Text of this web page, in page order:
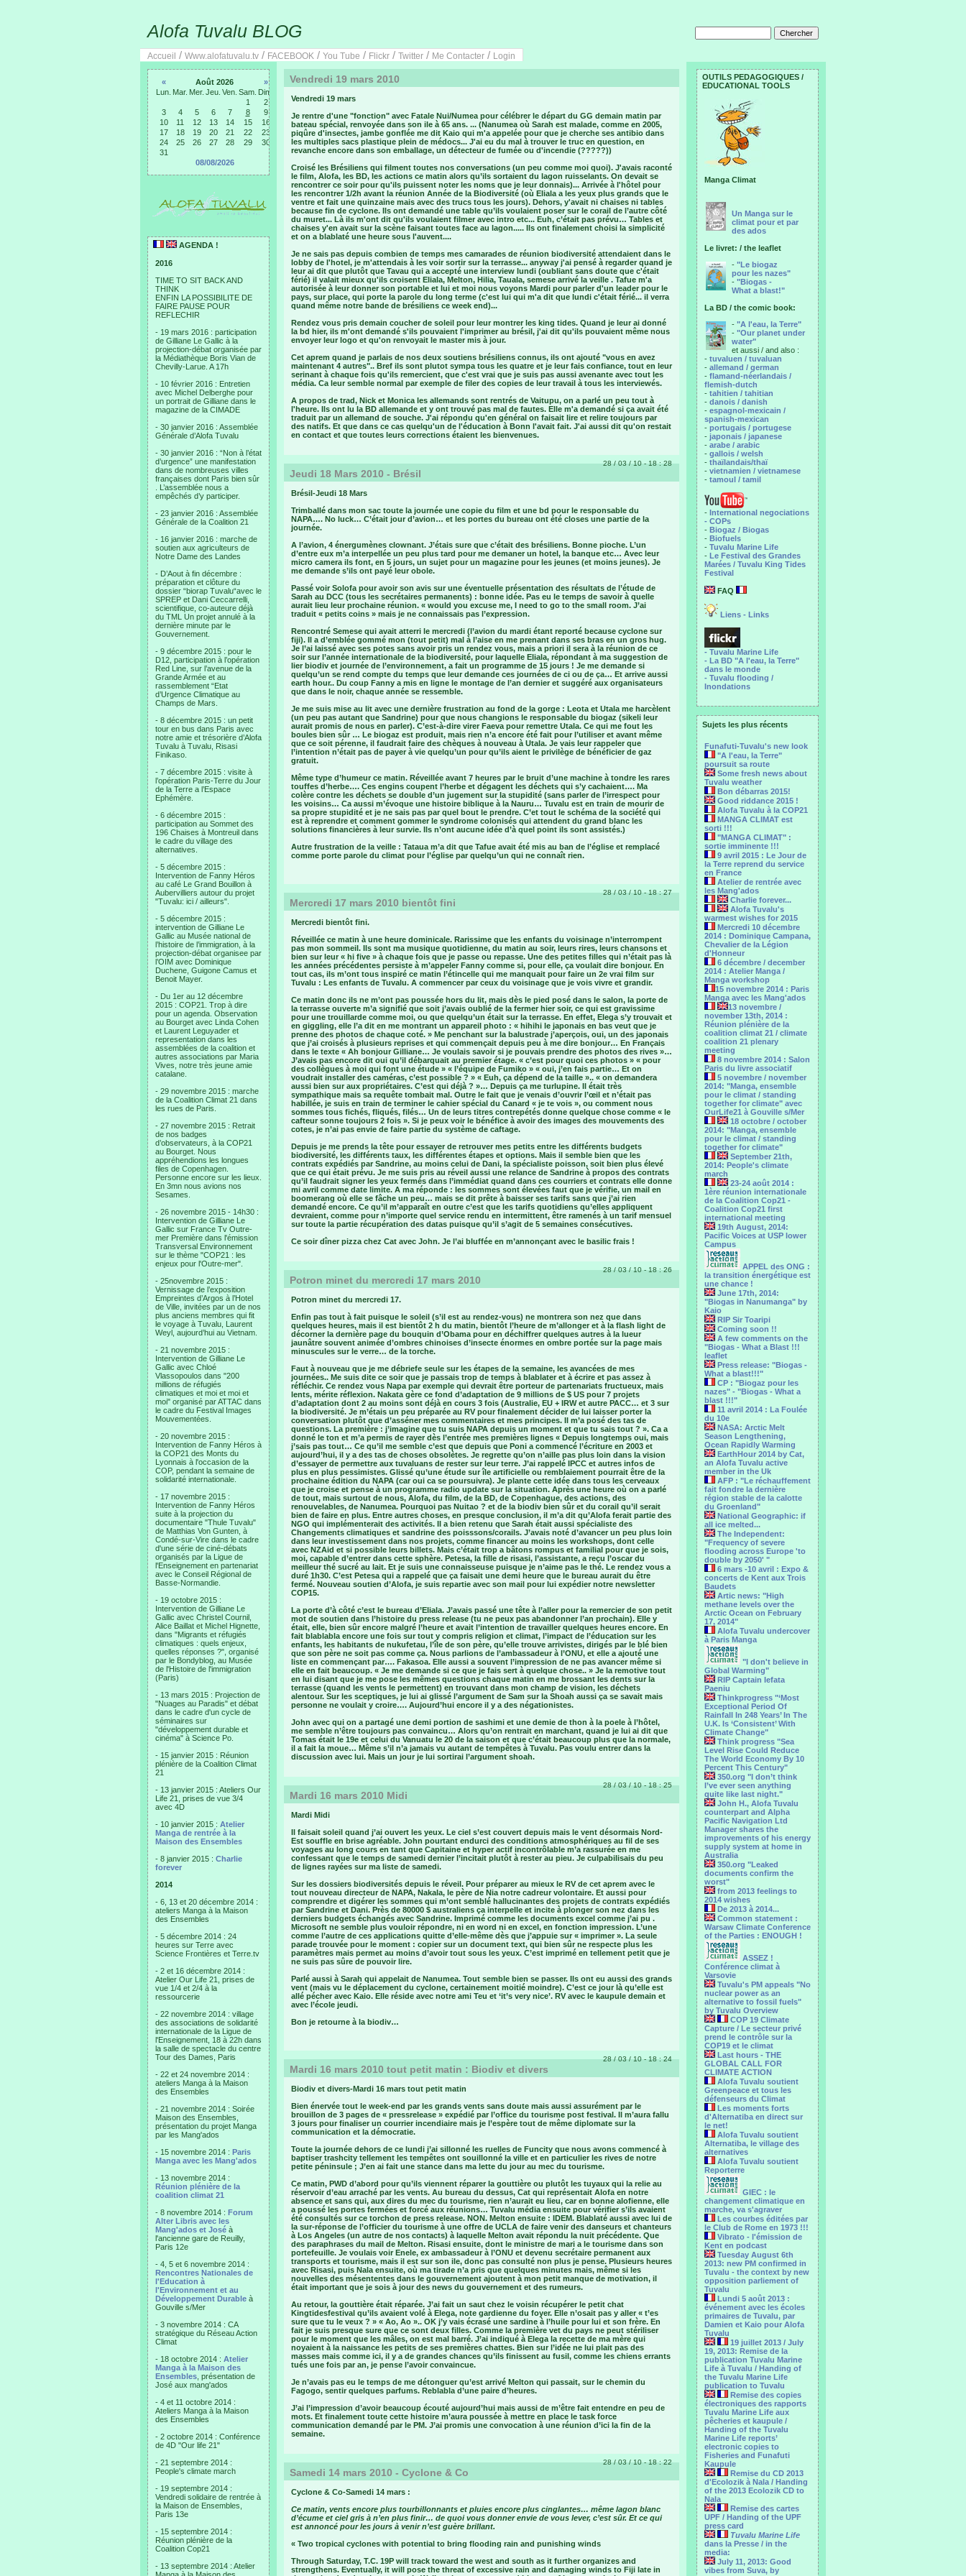
Alofa Tuvalu BLOG
Accueil / Www.alofatuvalu.tv / FACEBOOK / You Tube / Flickr / Twitter / Me Contacter / Login
« Août 2026
»
Lun. Mar. Mer. Jeu. Ven. Sam. Dim.
1
2
3
4 5 6 7 8
9
10
11 12 13 14 15
16
17
18 19 20 21 22
23
24
25 26 27 28 29
30
31
08/08/2026
AGENDA !
2016
TIME TO SIT BACK AND
THINK
ENFIN LA POSSIBILITE DE
FAIRE PAUSE POUR
REFLECHIR
- 19 mars 2016 : participation
de Gilliane Le Gallic à la
projection-débat organisée par
la Médiathèque Boris Vian de
Chevilly-Larue. A 17h
- 10 février 2016 : Entretien
avec Michel Delberghe pour
un portrait de Gilliane dans le
magazine de la CIMADE
- 30 janvier 2016 : Assemblée
Générale d’Alofa Tuvalu
- 30 janvier 2016 : “Non à l’état
d’urgence” une manifestation
dans de nombreuses villes
françaises dont Paris bien sûr
. L’assemblée nous a
empêchés d’y participer.
- 23 janvier 2016 : Assemblée
Générale de la Coalition 21
- 16 janvier 2016 : marche de
soutien aux agriculteurs de
Notre Dame des Landes
- D’Aout à fin décembre :
préparation et clôture du
dossier “biorap Tuvalu“avec le
SPREP et Dani Ceccarrelli,
scientifique, co-auteure déjà
du TML Un projet annulé à la
dernière minute par le
Gouvernement.
- 9 décembre 2015 : pour le
D12, participation à l’opération
Red Line, sur l’avenue de la
Grande Armée et au
rassemblement “Etat
d’Urgence Climatique au
Champs de Mars.
- 8 décembre 2015 : un petit
tour en bus dans Paris avec
notre amie et trésorière d’Alofa
Tuvalu à Tuvalu, Risasi
Finikaso.
- 7 décembre 2015 : visite à
l’opération Paris-Terre du Jour
de la Terre a l’Espace
Ephémère.
- 6 décembre 2015 :
participation au Sommet des
196 Chaises à Montreuil dans
le cadre du village des
alternatives.
- 5 décembre 2015 :
Intervention de Fanny Héros
au café Le Grand Bouillon à
Aubervilliers autour du projet
"Tuvalu: ici / ailleurs".
- 5 décembre 2015 :
intervention de Gilliane Le
Gallic au Musée national de
l’histoire de l’immigration, à la
projection-débat organisee par
l’OIM avec Dominique
Duchene, Guigone Camus et
Benoit Mayer.
- Du 1er au 12 décembre
2015 : COP21. Trop à dire
pour un agenda. Observation
au Bourget avec Linda Cohen
et Laurent Leguyader et
representation dans les
assemblées de la coalition et
autres associations par Maria
Vives, notre très jeune amie
catalane.
- 29 novembre 2015 : marche
de la Coalition Climat 21 dans
les rues de Paris.
- 27 novembre 2015 : Retrait
de nos badges
d’observateurs, à la COP21
au Bourget. Nous
appréhendions les longues
files de Copenhagen.
Personne encore sur les lieux.
En 3mn nous avions nos
Sesames.
- 26 novembre 2015 - 14h30 :
Intervention de Gilliane Le
Gallic sur France Tv Outre-
mer Première dans l'émission
Transversal Environnement
sur le thème "COP21 : les
enjeux pour l'Outre-mer".
- 25novembre 2015 :
Vernissage de l’exposition
Empreintes d’Argos à l’Hotel
de Ville, invitées par un de nos
plus anciens membres qui fit
le voyage à Tuvalu, Laurent
Weyl, aujourd’hui au Vietnam.
- 21 novembre 2015 :
Intervention de Gilliane Le
Gallic avec Chloé
Vlassopoulos dans "200
millions de réfugiés
climatiques et moi et moi et
moi" organisé par ATTAC dans
le cadre du Festival Images
Mouvementées.
- 20 novembre 2015 :
Intervention de Fanny Héros à
la COP21 des Monts du
Lyonnais à l'occasion de la
COP, pendant la semaine de
solidarité internationale.
- 17 novembre 2015 :
Intervention de Fanny Héros
suite à la projection du
documentaire "Thule Tuvalu"
de Matthias Von Gunten, à
Condé-sur-Vire dans le cadre
d'une série de ciné-débats
organisés par la Ligue de
l'Enseignement en partenariat
avec le Conseil Régional de
Basse-Normandie.
- 19 octobre 2015 :
Intervention de Gilliane Le
Gallic avec Christel Cournil,
Alice Baillat et Michel Hignette,
dans "Migrants et réfugiés
climatiques : quels enjeux,
quelles réponses ?", organisé
par le Bondyblog, au Musée
de l'Histoire de l'immigration
(Paris)
- 13 mars 2015 : Projection de
"Nuages au Paradis" et débat
dans le cadre d'un cycle de
séminaires sur
"développement durable et
cinéma" à Science Po.
- 15 janvier 2015 : Réunion
plénière de la Coalition Climat
21
- 13 janvier 2015 : Ateliers Our
Life 21, prises de vue 3/4
avec 4D
- 10 janvier 2015 : Atelier
Manga de rentrée à la
Maison des Ensembles
- 8 janvier 2015 : Charlie
forever
2014
- 6, 13 et 20 décembre 2014 :
ateliers Manga à la Maison
des Ensembles
- 5 décembre 2014 : 24
heures sur Terre avec
Science Frontières et Terre.tv
- 2 et 16 décembre 2014 :
Atelier Our Life 21, prises de
vue 1/4 et 2/4 à la
ressourcerie
- 22 novembre 2014 : village
des associations de solidarité
internationale de la Ligue de
l'Enseignement, 18 à 22h dans
la salle de spectacle du centre
Tour des Dames, Paris
- 22 et 24 novembre 2014 :
ateliers Manga à la Maison
des Ensembles
- 21 novembre 2014 : Soirée
Maison des Ensembles,
présentation du projet Manga
par les Mang'ados
- 15 novembre 2014 : Paris
Manga avec les Mang'ados
- 13 novembre 2014 :
Réunion plénière de la
coalition climat 21
- 8 novembre 2014 : Forum
Alter Libris avec les
Mang'ados et José à
l'ancienne gare de Reuilly,
Paris 12e
- 4, 5 et 6 novembre 2014 :
Rencontres Nationales de
l'Education à
l'Environnement et au
Développement Durable à
Gouville s/Mer
- 3 novembre 2014 : CA
stratégique du Réseau Action
Climat
- 18 octobre 2014 : Atelier
Manga à la Maison des
Ensembles , présentation de
José aux mang'ados
- 4 et 11 octobre 2014 :
Ateliers Manga à la Maison
des Ensembles
- 2 octobre 2014 : Conférence
de 4D "Our life 21"
- 21 septembre 2014 :
People's climate march
- 19 septembre 2014 :
Vendredi solidaire de rentrée à
la Maison de Ensembles,
Paris 13e
- 15 septembre 2014 :
Réunion plénière de la
Coalition Cop21
- 13 septembre 2014 : Atelier
OUTILS PEDAGOGIQUES /
EDUCATIONAL TOOLS
Manga Climat
Un Manga sur le
climat pour et par
des ados
Le livret: / the leaflet
- "Le biogaz
pour les nazes"
- "Biogas -
What a blast!"
La BD / the comic book:
- "A l'eau, la Terre"
- "Our planet under
water"
et aussi / and also :
- tuvaluen / tuvaluan
- allemand / german
- flamand-néerlandais /
flemish-dutch
- tahitien / tahitian
- danois / danish
- espagnol-mexicain /
spanish-mexican
- portugais / portugese
- japonais / japanese
- arabe / arabic
- gallois / welsh
- thaïlandais/thaï
- vietnamien / vietnamese
- tamoul / tamil
- International negociations
- COPs
- Biogaz / Biogas
- Biofuels
- Tuvalu Marine Life
- Le Festival des Grandes
Marées / Tuvalu King Tides
Festival
FAQ
Liens - Links
- Tuvalu Marine Life
- La BD "A l'eau, la Terre"
dans le monde
- Tuvalu flooding /
Inondations
Sujets les plus récents
Funafuti-Tuvalu's new look
"A l'eau, la Terre"
poursuit sa route
Some fresh news about
Tuvalu weather
Bon débarras 2015!
Good riddance 2015 !
Alofa Tuvalu à la COP21
MANGA CLIMAT est
sorti !!!
"MANGA CLIMAT" :
sortie imminente !!!
9 avril 2015 : Le Jour de
la Terre reprend du service
en France
Atelier de rentrée avec
les Mang'ados
Charlie forever...
Alofa Tuvalu's
warmest wishes for 2015
Mercredi 10 décembre
2014 : Dominique Campana,
Chevalier de la Légion
d'Honneur
6 décembre / december
2014 : Atelier Manga /
Manga workshop
15 novembre 2014 : Paris
Manga avec les Mang'ados
13 novembre /
november 13th, 2014 :
Réunion plénière de la
coalition climat 21 / climate
coalition 21 plenary
meeting
8 novembre 2014 : Salon
Paris du livre associatif
5 novembre / november
2014: "Manga, ensemble
pour le climat / standing
together for climate" avec
OurLife21 à Gouville s/Mer
18 octobre / october
2014: "Manga, ensemble
pour le ‎climat / standing
together for climate"
September 21th,
2014: People's climate
march
23-24 août 2014 :
1ère réunion internationale
de la Coalition Cop21 -
Coalition Cop21 first
international meeting
19th August, 2014:
Pacific Voices at USP lower
Campus
APPEL des ONG :
la transition énergétique est
une chance !
June 17th, 2014:
"Biogas in Nanumanga" by
Kaio
RIP Sir Toaripi
Coming soon !!
A few comments on the
"Biogas - What a Blast !!!
leaflet
Press release: "Biogas -
What a blast!!!"
CP : "Biogaz pour les
nazes" - "Biogas - What a
blast !!!"
11 avril 2014 : La Foulée
du 10e
NASA: Arctic Melt
Season Lengthening,
Ocean Rapidly Warming
EarthHour 2014 by Cat,
an Alofa Tuvalu active
member in the Uk
AFP : "Le réchauffement
fait fondre la dernière
région stable de la calotte
du Groenland"
National Geographic: if
all ice melted...
The Independent:
"Frequency of severe
flooding across Europe 'to
double by 2050' "
6 mars -10 avril : Expo &
concerts de Kent aux Trois
Baudets
Artic news: "High
methane levels over the
Arctic Ocean on February
17, 2014"
Alofa Tuvalu undercover
à Paris Manga
"I don't believe in
Global Warming"
RIP Captain Iefata
Paeniu
Thinkprogress "‘Most
Exceptional Period Of
Rainfall In 248 Years’ In The
U.K. Is ‘Consistent’ With
Climate Change"
Think progress "Sea
Level Rise Could Reduce
The World Economy By 10
Percent This Century"
350.org "I don’t think
I’ve ever seen anything
quite like last night."
John H., Alofa Tuvalu
counterpart and Alpha
Pacific Navigation Ltd
Manager shares the
improvements of his energy
supply system at home in
Australia
350.org "Leaked
documents confirm the
worst"
from 2013 feelings to
2014 wishes
De 2013 à 2014...
Common statement :
Warsaw Climate Conference
of the Parties : ENOUGH !
ASSEZ !
Conférence climat à
Varsovie
Tuvalu's PM appeals "No
nuclear power as an
alternative to fossil fuels"
by Tuvalu Overview
COP 19 Climate
Capture / Le secteur privé
prend le contrôle sur la
COP19 et le climat
Last hours - THE
GLOBAL CALL FOR
CLIMATE ACTION
Alofa Tuvalu soutient
Greenpeace et tous les
défenseurs du Climat
Les moments forts
d'Alternatiba en direct sur
le net!
Alofa Tuvalu soutient
Alternatiba, le village des
alternatives
Alofa Tuvalu soutient
Reporterre
GIEC : le
changement climatique en
marche, va s'agraver
Les courbes éditées par
le Club de Rome en 1973 !!!
Vibrato - l'émission de
Kent en podcast
Tuesday August 6th
2013: new PM confirmed in
Tuvalu - the context by new
opposition parliement of
Tuvalu
Lundi 5 août 2013 :
événement avec les écoles
primaires de Tuvalu, par
Damien et Kaio pour Alofa
Tuvalu
19 juillet 2013 / July
19, 2013: Remise de la
publication Tuvalu Marine
Life à Tuvalu / Handing of
the Tuvalu Marine Life
publication to Tuvalu
Remise des copies
électroniques des rapports
Tuvalu Marine Life aux
pêcheries et kaupule /
Handing of the Tuvalu
Marine Life reports’
electronic copies to
Fisheries and Funafuti
Kaupule
Remise du CD 2013
d'Ecolozik à Nala / Handing
of the 2013 Ecolozik CD to
Nala
Remise des cartes
UPF / Handing of the UPF
press card
Tuvalu Marine Life
dans la Presse / in the
media:
July 11, 2013: Good
vibes from Suva, by
Vendredi 19 mars 2010
Vendredi 19 mars
Je rentre d'une "fonction" avec Fatale Nui/Numea pour célébrer le départ du GG demain matin par
bateau spécial, renvoyée dans son ile à 65 ans. ... (Nanumea où Sarah est malade, comme en 2005,
piqûre d'insectes, jambe gonflée me dit Kaio qui m'a appelée pour que je cherche ses antibio dans
les multiples sacs plastique plein de médocs... J'ai eu du mal à trouver le truc en question, en
revanche encore dans son emballage, un détecteur de fumée ou d'incendie (?????))
Croisé les Brésiliens qui filment toutes nos conversations (un peu comme moi quoi). J'avais raconté
le film, Alofa, les BD, les actions ce matin alors qu’ils sortaient du lagon ruisselants. On devait se
rencontrer ce soir pour qu'ils puissent noter les noms que je leur donnais)... Arrivée à l'hôtel pour
les rencontrer 1/2h avant la réunion Année de la Biodiversité (où Eliala a les yeux plus grands que le
ventre et fait une quinzaine mais avec des trucs tous les jours). Dehors, y'avait ni chaises ni tables
because fin de cyclone. Ils ont demandé une table qu’ils voulaient poser sur le corail de l’autre côté
du muret... Là ils m'ont dit qu'ils voulaient filmer avec intro etc... Euh, c’était pas prévu… Tables et
chaises y'en avait sur la scène faisant toutes face au lagon..... Ils ont finalement choisi la simplicité
et on a blablaté une heure sous l'auvent....
Je ne sais pas depuis combien de temps mes camarades de réunion biodiversité attendaient dans le
lobby de l'hotel, je m'attendais à les voir sortir sur la terrasse... anyway j'ai pensé à regarder quand je
leur ai dit que plutôt que Tavau qui a accepté une interview lundi (oubliant sans doute que c'était
férié) il valait mieux qu'ils croisent Eliala, Melton, Hilia, Tauala, semese arrivé la veille . Tafue m'a
autorisée à leur donner son portable et lui et moi nous voyons Mardi pour parler d'un leader pour le
pays, sur place, qui porte la parole du long terme (c'est lui qui m'a dit que lundi c'était férié... il verra
quand même notre bande de brésiliens ce week end)...
Rendez vous pris demain coucher de soleil pour leur montrer les king tides. Quand je leur ai donné
la bd hier, ils m'ont demandé s'ils pouvaient l'imprimer au brésil, j'ai dit qu'ils pouvaient même nous
envoyer leur logo et qu'on renvoyait le master mis à jour.
Cet aprem quand je parlais de nos deux soutiens brésiliens connus, ils ont ajouté "vous en avez
maintenant 4 autres".. Bref ils sont plutot sympa tous les quatre et je leur fais confiance, tout en leur
serinant à chaque fois qu'ils remercient, que c'est vrai que je suis pas aussi avenante avec tout les
média. Ca leur semble normal par exemple de filer des copies de leur travail à tous les interviewés.
A propos de trad, Nick et Monica les allemands sont rentrés de Vaitupu, on a parlé un peu tout à
l'heure. Ils ont lu la BD allemande et y ont trouvé pas mal de fautes. Elle m'a demandé si ça avait été
traduit par un allemand de souche. J'ai répondu qu'en général on faisait lire et relire toujours par
des natifs. Et que dans ce cas quelqu'un de l'éducation à Bonn l'avait fait. J'ai aussi dit qu'on restait
en contact et que toutes leurs corrections étaient les bienvenues.
28 / 03 / 10 - 18 : 28
Jeudi 18 Mars 2010 - Brésil
Brésil-Jeudi 18 Mars
Trimballé dans mon sac toute la journée une copie du film et une bd pour le responsable du
NAPA…. No luck… C’était jour d’avion… et les portes du bureau ont été closes une partie de la
journée.
A l’avion, 4 énergumènes clownant. J’étais sure que c’était des brésiliens. Bonne pioche. L’un
d’entre eux m’a interpellée un peu plus tard pour me demaner un hotel, la banque etc… Avec leur
micro camera ils font, en 5 jours, un sujet pour un magazine pour les jeunes (et moins jeunes). Je
me demande s’ils ont payé leur obole.
Passé voir Solofa pour avoir son avis sur une éventuelle présentation des résultats de l’étude de
Sarah au DCC (tous les secrétaires permanents) : bonne idée. Pas eu le temps de savoir à quelle
aurait lieu leur prochaine réunion. « would you excuse me, I need to go to the small room. J’ai
traduit « petits coins » mais je ne connaissais pas l’expression.
Rencontré Semese qui avait atterri le mercredi (l’avion du mardi étant reporté because cyclone sur
fiji). Il a d’emblée gommé mon (tout petit) mal à l’aise en me prenant dans ses bras en un gros hug.
Je l’ai laissé avec ses potes sans avoir pris un rendez vous, mais a priori il sera à la réunion de ce
soir sur l’année internationale de la biodiversité, pour laquelle Eliala, répondant à ma suggestion de
lier biodiv et journée de l’environnement, a fait un programme de 15 jours ! Je me demande si
quelqu’un se rend compte du temps que leur demande ces journées de ci ou de ça… Et arrive aussi
earth hour.. Du coup Fanny a mis en ligne le montage de l’an dernier et suggéré aux organisateurs
que dans le noir, chaque année se ressemble.
Je me suis mise au lit avec une dernière frustration au fond de la gorge : Leota et Utala me harcèlent
(un peu pas autant que Sandrine) pour que nous changions le responsable du biogaz (sikeli leur
aurait promis de nous en parler). C’est-à-dire virer Faeva pour remettre Utala. Ce qui me fout les
boules bien sûr … Le biogaz est produit, mais rien n’a encore été fait pour l’utiliser et avant même
que ce soit pérenne, il faudrait faire des chèques à nouveau à Utala. Je vais leur rappeler que
l’intention n’était pas de payer à vie quelqu’un pour qu’ils aient le privilège de bénéficier de gaz
gratuit.
Même type d’humeur ce matin. Réveillée avant 7 heures par le bruit d’une machine à tondre les rares
touffes d’herbe…. Ces engins coupent l’herbe et dégagent les déchets qui s’y cachaient…. Ma
colère contre les déchets se double d’un jugement sur la stupidité (sans parler de l’irrespect pour
les voisins… Ca aussi m’évoque une histoire biblique à la Nauru… Tuvalu est en train de mourir de
sa propre stupidité et je ne sais pas par quel bout le prendre. C’et tout le schéma de la société qui
est à reprendre et comment gommer le syndrome colonisés qui attendent du grand blanc les
solutions financières à leur survie. Ils n’ont aucune idée d’à quel point ils sont assistés.)
Autre frustration de la veille : Tataua m’a dit que Tafue avait été mis au ban de l’église et remplacé
comme porte parole du climat pour l’église par quelqu’un qui ne connaît rien.
28 / 03 / 10 - 18 : 27
Mercredi 17 mars 2010 bientôt fini
Mercredi bientôt fini.
Réveillée ce matin à une heure dominicale. Rarissime que les enfants du voisinage n’interrompent
pas mon sommeil. Ils sont ma musique quotidienne, du matin au soir, leurs rires, leurs chansons et
bien sur leur « hi five » à chaque fois que je passe ou repasse. Une des petites filles qui n’était pas là
les années précédentes persiste à m’appeler Fanny comme si, pour elle, ça voulait dire bonjour. En
tout cas, ils m’ont tous inspiré ce matin l’étincelle qui me manquait pour faire un 2e vrai film sur
Tuvalu : Les enfants de Tuvalu. A commencer par ceux du voisinage que je vois vivre et grandir.
Ce matin donc ils ne m’ont pas poussée hors du lit, mais dès le pied posé dans le salon, la porte de
la terrasse ouverte m’a signifié que soit j’avais oublié de la fermer hier soir, ce qui est gravissime
pour une trouillarde comme moi, ou que quelqu’un était sur la terrasse. En effet, Elega s’y trouvait et
en giggling, elle l’a dit en me montrant un appareil photo : « hihihi le japonais en bas veut que je
prenne des photos de chaque coté. » Me penchant sur la balustrade j’aperçois, oui, un des japonais
que j’ai croisés à plusieurs reprises et qui commençait depuis peu à me dire bonjour… En Français
dans le texte « Ah bonjour Gilliane… Je voulais savoir si je pouvais prendre des photos des rives »…
J’avais pas encore dit oui qu’il débarquait au premier étage. « c’est pour quoi ces photos » « pour
des collègues à moi qui font une étude » « l’équipe de Fumiko » « oui, j’en fais partie… Et on
voudrait installer des caméras, c’est possible ? » « Euh, ça dépend de la taille ».. « on demandera
aussi bien sur aux propriétaires. C’est qui déjà ? »… Depuis ça me turlupine. Il était très
sympathique mais sa requête tombait mal. Outre le fait que je venais d’ouvrir l’œil et n’était pas
habillée, je suis en train de terminer le cahier spécial du Canard « je te vois », ou comment nous
sommes tous fichés, fliqués, filés… Un de leurs titres contrepétés donne quelque chose comme « le
cafteur sonne toujours 2 fois ». Si je peux voir le bénéfice à avoir des images des mouvements des
cotes, je n’ai pas envie de faire partie du système de caftage.
Depuis je me prends la tête pour essayer de retrouver mes petits entre les différents budgets
biodiversité, les différents taux, les différentes étapes et options. Mais il semble bien que les
contrats expédiés par Sandrine, au moins celui de Dani, la spécialiste poisson, soit bien plus élevé
que ce qui était prévu. Je me suis pris au réveil aussi une relance de Sandrine à propos des contrats
qu’il faudrait signer les yeux fermés dans l’immédiat quand dans ces courriers et contrats elle donne
mi avril comme date limite. A ma réponde : les sommes sont élevées faut que je vérifie, un mail en
boomerang où elle se fâche un peu… mais se dit prête à baisser ses tarifs sans que j’ai rien
demandé encore. Ce qu’il m’apparaît en outre c’est que les tarifs quotidiens qu’elles appliquent
devraient, comme pour n’importe quel service rendu en intermittent, être ramenés à un tarif mensuel
sur toute la partie récupération des datas puisque qu’il s’agit de 5 semaines consécutives.
Ce soir dîner pizza chez Cat avec John. Je l’ai bluffée en m’annonçant avec le basilic frais !
28 / 03 / 10 - 18 : 26
Potron minet du mercredi 17 mars 2010
Potron minet du mercredi 17.
Enfin pas tout à fait puisque le soleil (s’il est au rendez-vous) ne montrera son nez que dans
quelques heures, mais il est bientôt 2 h du matin, bientôt l’heure de m’allonger et à la flash light de
décorner la dernière page du bouquin d’Obama pour en déchiffrer quelques autres à la lueur
jaunâtre souvent animée d’ombres chinoises d’insecte énormes en ombre portée sur la page mais
minuscules sur le verre… de la torche.
Faut à nouveau que je me débriefe seule sur les étapes de la semaine, les avancées de mes
journées.. Me suis dite ce soir que je passais trop de temps à blablater et à écrire et pas assez à
réfléchir. Ce rendez vous Napa par exemple qui devrait être porteur de partenariats fructueux, mais
lents, mérite réflexion. Nakata gère ce fond d’adaptation de 9 millions de $ US pour 7 projets
d’adaptation dont 2 au moins sont déjà en cours 3 fois (Australie, EU + IRW et autre PACC… et 3 sur
la biodiversité. Je m’étais un peu préparée au RV pour finalement décider de lui laisser porter la
conversation plutôt que d’asséner mes commentaires et mes principes. Il m’a posé des tas de
questions. La première : j’imagine que tu suis NAPA depuis un moment et que tu sais tout ? ». Ca a
donné le ton et m’a permis de rayer dès l’entrée mes premières lignes « Depuis longtemps oui, mais
j’sais pas tout… Ce qu’il me semble c’est que depuis que Poni a commencé l’écriture en 2003 et
aujourd’hui, il y a des tas de choses obsolètes. Je regrette qu’on n’aille pas plus loin dans la vision
d’essayer de permettre aux tuvaluans de rester sur leur terre. J’ai rappelé IPCC et autres infos de
plus en plus pessimistes. Glissé qu’une étude sur île artificielle ou remblaiement pourrait être de la
prochaine édition du NAPA (car oui ca se poursuivra). Je plante cette idée dans tous les cerveaux
que je croise et pense à un programme radio update sur la situation. Après une heure où on a parlé
de tout, mais surtout de nous, Alofa, du film, de la BD, de Copenhague, des actions, des
renouvelables, de Nanumea. Pourquoi pas Nuitao ? et de la biodiv bien sûr et du corail qu’il serait
bien de faire en plus. Entre autres choses, en presque conclusion, il m’a dit qu’Alofa ferait partie des
NGO qui implémenterait des activités. Il a bien retenu que Sarah était aussi spécialiste des
Changements climatiques et sandrine des poisssons/corails. J’avais noté d’avancer un peu plus loin
dans leur investissement dans nos projets, comme financer au moins les workshops, dont celle
avec NZAid et si possible leurs billets. Mais c’était trop a bâtons rompus et familial pour que je sois,
moi, capable d’entrer dans cette sphère. Petesa, la fille de risasi, l’assistante, a reçu l’oscar du
meilleur thé sucré au lait. Et je suis une connaisseuse puisque je n’aime pas le thé. Le rendez vous a
duré 1h30. C’est Petesa qui a rappelé que ça faisait une demi heure que le bureau aurait du être
fermé. Nouveau soutien d’Alofa, je suis repartie avec son mail pour lui expédier notre newsletter
COP15.
La porte d’à côté c’est le bureau d’Eliala. J’avais passé une tête à l’aller pour la remercier de son petit
mot de soutien dans l’histoire du press release (tu ne peux pas abandonner l’an prochain). Elle y
était, elle, bien sûr encore malgré l’heure et avait l’intention de travailler quelques heures encore. En
fait blablabla encore une fois sur tout y compris religion et climat, l’impact de l’éducation sur les
enfants, les habitants de nukufetau, l’île de son père, qu’elle trouve arrivistes, dirigés par le blé bien
que son père ne soit pas comme ça. Nous parlions de l’ambassadeur à l’ONU, et elle a ajouté une
liste en commençant par…. Fakasoa. Elle aussi a souvent l’impression de ne pas avancer même si
elle en fait beaucoup. « Je me demande si ce que je fais sert à quelque chose.. » Je la remotive tout
en lui disant que je me pose les mêmes questions chaque matin en me brossant les dents sur la
terrasse (quand les vents le permettent) en trouvant dans mon champ de vision, les déchets
alentour. Sur les sceptiques, je lui ai glissé l’argument de Sam sur la Shoah aussi ça se savait mais
personne ne voulait y croire…. Aujourd’hui encore il y a des négationistes.
John avec qui on a partagé une demi portion de sashimi et une demie de thon à la poele à l’hôtel,
me semble n’être toujours pas convaincu… Alors qu’on rentrait en marchant, quand je lui ai dit que
Tomas était le 19e et celui du Vanuatu le 20 de la saison et que c’était beaucoup plus que la normale,
il a fait la moue… Même s’il n’a jamais vu autant de tempêtes à Tuvalu. Pas voulu entrer dans la
discussion avec lui. Mais un jour je lui sortirai l’argument shoah.
28 / 03 / 10 - 18 : 25
Mardi 16 mars 2010 Midi
Mardi Midi
Il faisait soleil quand j’ai ouvert les yeux. Le ciel s’est couvert depuis mais le vent désormais Nord-
Est souffle en brise agréable. John pourtant endurci des conditions atmosphériques au fil de ses
voyages au long cours en tant que Capitaine et hyper actif incontrôlable m’a rassurée en me
confessant que le temps de samedi dernier l’incitait plutôt à rester au pieu. Je culpabilisais du peu
de lignes rayées sur ma liste de samedi.
Sur les dossiers biodiversités depuis le réveil. Pour préparer au mieux le RV de cet aprem avec le
tout nouveau directeur de NAPA, Nakala, le père de Nia notre cadreur volontaire. Et aussi pour
comprendre et digérer les sommes qui m’ont semblé hallucinantes des projets de contrats expédiés
par Sandrine et Dani. Près de 80000 $ australiens ça interpelle et incite à plonger son nez dans les
derniers budgets échangés avec Sandrine. Imprimé comme les documents excel comme j’ai pu .
Microsoft ne semble plus vouloir répondre, ni en word ni en excel, en fonction impression. L’une
comme l’autre de ces applications quitte d’elle-même dès que j’appuie sur « imprimer ». La seule
parade trouvée pour le moment : copier sur un document text, qui bien sûr ne respecte plus les
paramètres mais permet au moins d’avoir tout sous les yeux. C’est imprimé en tellement petit que je
ne suis pas sûre de pouvoir lire.
Parlé aussi à Sarah qui appelait de Nanumea. Tout semble bien se passer. Ils ont eu aussi des grands
vent (mais vu le déplacement du cyclone, certainement moitié moindre). C’est ce jour là qu’elle est
allé pécher avec Kaio. Elle réside avec notre ami Teu et ‘it’s very nice’. RV avec le kaupule demain et
avec l’école jeudi.
Bon je retourne à la biodiv…
28 / 03 / 10 - 18 : 24
Mardi 16 mars 2010 tout petit matin : Biodiv et divers
Biodiv et divers-Mardi 16 mars tout petit matin
Bien énervée tout le week-end par les grands vents sans doute mais aussi assurément par le
brouillon de 3 pages de « pressrelease » expédié par l’office du tourisme post festival. Il m’aura fallu
3 jours pour finaliser un courrier incendiaire mais je l’espère tout de même diplomate sur la
communication et la démocratie.
Toute la journée dehors de ce lundi j’ai sillonné les ruelles de Funcity que nous avons commencé à
baptiser trashcity tellement les tempêtes ont souillonné la ville et en particulier les rives de notre
petite péninsule ; J’en ai fait une stance dans ma lette du jour au mec du tourisme.
Ce matin, PWD d’abord pour qu’ils viennent réparer la gouttière ou plutôt les tuyaux qui la relie au
réservoir d’eau arraché par les vents. Au bureau du dessus, Cat qui représentait Alofa en notre
absence et sans qui, aux dires du mec du tourisme, rien n’aurait eu lieu, car en bonne alofienne, elle
a poussé les portes fermées et forcé aux réunions… Tuvalu média ensuite pour vérifier s’ils avaient
été consultés sur ce torchon de press release. NON. Melton ensuite : IDEM. Blablaté aussi avec lui de
la sur-réponse de l’officier du tourisme à une offre de UCLA de faire venir des danseurs et chanteurs
à Los Angeles (un autre de nos contacts) à laquelle Melton avait répondu la nuit précédente. Que
des paraphrases du mail de Melton. Risasi ensuite, dont le ministre de mari a le tourisme dans son
portefeuille. Je voulais voir Enele, ex ambassadeur à l’ONU et devenu secrétaire permanent aux
transports et tourisme, mais il est sur son ile, donc pas consulté non plus je pense. Plusieurs heures
avec Risasi, puis Nala ensuite, où ma tirade n’a pris que quelques minutes mais, même si les
nouvelles des mésententes dans le gouvernement ajoutent à mon petit manque de motivation, il
était important que je sois à jour des news du gouvernement et des rumeurs.
Au retour, la gouttière était réparée. J’ai fait un saut chez le voisin récupérer le petit chat
Kingtidesfestival qu’ils avaient volé à Elega, note gardienne du foyer. Elle n’osait pas y aller « t’es
sure que tu le veux ? » « Ao, Ao ».. OK j’y vais écrasé une sardine à l’huile pour lui et son frère. En
fait je suis presque sure que ce sont deux filles. Comme la première vet du pays ne peut stériliser
pour le moment que les mâles, on est mal barré. J’ai indiqué à Elega la recette de ma mère qui
noyaient à la naissance les petits de ses premières chattes. Bien sur l’idée ne lui plait pas des
masses mais comme ici, il y a de grandes chances qu’ils finissent au fusil, comme les chiens errants
tués une fois par an, je pense l’avoir convaincue.
Je n’avais pas eu le temps de me détonguer qu’est arrivé Melton qui passait, sur le chemin du
Fagogo, sentir quelques parfums. Reblabla d’une paire d’heures.
J’ai l’impression d’avoir beaucoup écouté aujourd’hui mais aussi de m’être fait entendre en peu de
mots. Et finalement toute cette histoire m’aura poussée à mettre en place le task force
communication demandé par le PM. J’ai promis une convocation à une réunion d’ici la fin de la
semaine.
28 / 03 / 10 - 18 : 22
Samedi 14 mars 2010 - Cyclone & Co
Cyclone & Co-Samedi 14 mars :
Ce matin, vents encore plus tourbillonnants et pluies encore plus cinglantes… même lagon blanc
d’écume et ciel gris à n’en plus finir… de quoi vous donner envie de vous lever, c’est sûr. Et ce qui
est annoncé pour les jours à venir n’est guère brillant.
« Two tropical cyclones with potential to bring flooding rain and punishing winds
Through Saturday, T.C. 19P will track toward the west and south as it further organizes and
strengthens. Eventually, it will pose the threat of excessive rain and damaging winds to Fiji late in